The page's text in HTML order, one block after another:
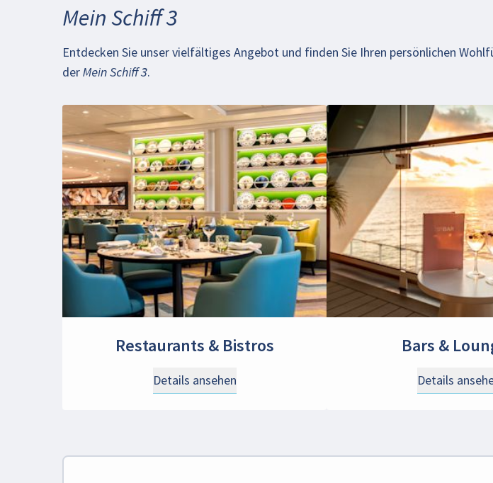
Mein Schiff 3
Entdecken Sie unser vielfältiges Angebot und finden Sie Ihren persönlichen
derMein Schiff 3.
Restaurants & Bistros
Details ansehen
Bars &
Details